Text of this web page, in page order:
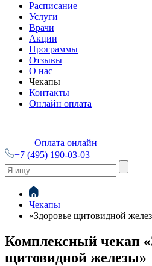
Расписание
Услуги
Врачи
Акции
Программы
Отзывы
О нас
Чекапы
Контакты
Онлайн оплата
Оплата онлайн
+7 (495) 190-03-03
Чекапы
«Здоровье щитовидной
Комплексный чекап
щитовидной железы»